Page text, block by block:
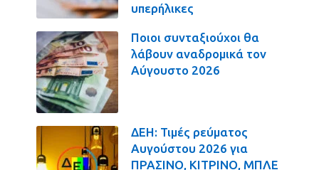
υπερήλικες
Ποιοι συνταξιούχοι θα
λάβουν αναδρομικά τον
Αύγουστο 2026
ΔΕΗ: Τιμές ρεύματος
Αυγούστου 2026 για
ΠΡΑΣΙΝΟ, ΚΙΤΡΙΝΟ, ΜΠΛΕ